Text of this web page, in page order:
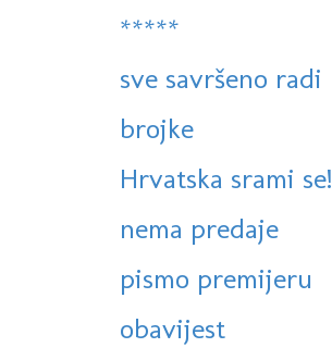
*****
sve savršeno radi
brojke
Hrvatska srami se!
nema predaje
pismo premijeru
obavijest